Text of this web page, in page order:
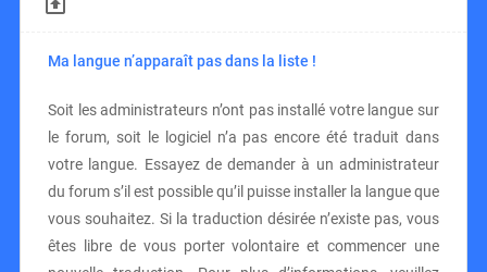
Ma langue n’apparaît pas dans la liste !
Soit les administrateurs n’ont pas installé votre langue sur
le forum, soit le logiciel n’a pas encore été traduit dans
votre langue. Essayez de demander à un administrateur
du forum s’il est possible qu’il puisse installer la langue que
vous souhaitez. Si la traduction désirée n’existe pas, vous
êtes libre de vous porter volontaire et commencer une